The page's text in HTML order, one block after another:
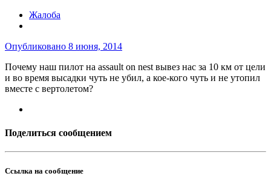
Жалоба
Опубликовано 8 июня, 2014
Почему наш пилот на assault on nest вывез нас за 10 км от цели
и во время высадки чуть не убил, а кое-кого чуть и не утопил
вместе с вертолетом?
Поделиться сообщением
Ссылка на сообщение